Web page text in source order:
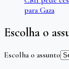
para Gaza
Escolha o
Escolha o assunto